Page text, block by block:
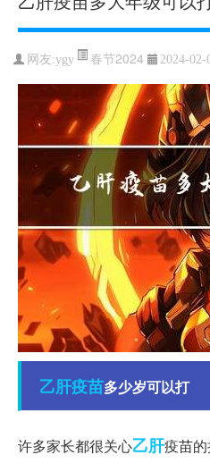
网友:ygy 春节2024 2024-02-
乙肝疫苗多少岁可以打
许多家长都很关心乙肝疫苗